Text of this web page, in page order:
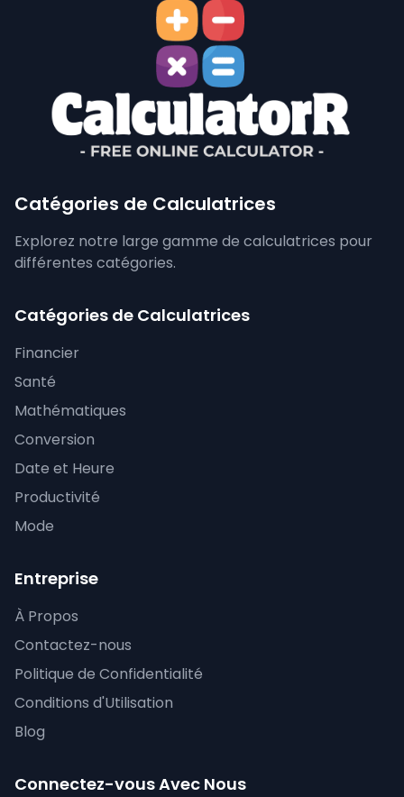
Catégories de Calculatrices
Explorez notre large gamme de calculatrices pour
différentes catégories.
Catégories de Calculatrices
Financier
Santé
Mathématiques
Conversion
Date et Heure
Productivité
Mode
Entreprise
À Propos
Contactez-nous
Politique de Confidentialité
Conditions d'Utilisation
Blog
Connectez-vous Avec Nous